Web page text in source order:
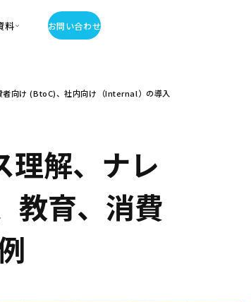
料
役立ち資料
お問い合わせ
者向け (BtoC)、社内向け（Internal）の導入
理解、ナレ
教育、消費